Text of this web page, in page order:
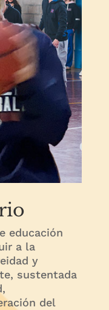
educación
a la
y
sustentada
del